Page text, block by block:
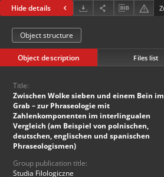
Hide details
Object structure
Object description Files list
Title:
Zwischen Wolke sieben und einem Bein im
Grab – zur Phraseologie mit
Zahlenkomponenten im interlingualen
Vergleich (am Beispiel von polnischen,
deutschen, englischen und spanischen
Phraseologismen)
Group publication title:
Studia Filologiczne